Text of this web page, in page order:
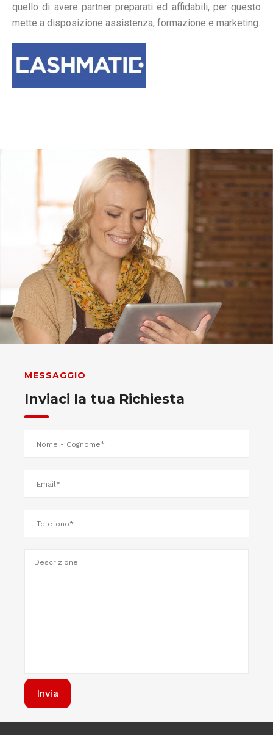
quello di avere partner preparati ed affidabili, per questo
mette a disposizione assistenza, formazione e marketing.
MESSAGGIO
Inviaci la tua Richiesta